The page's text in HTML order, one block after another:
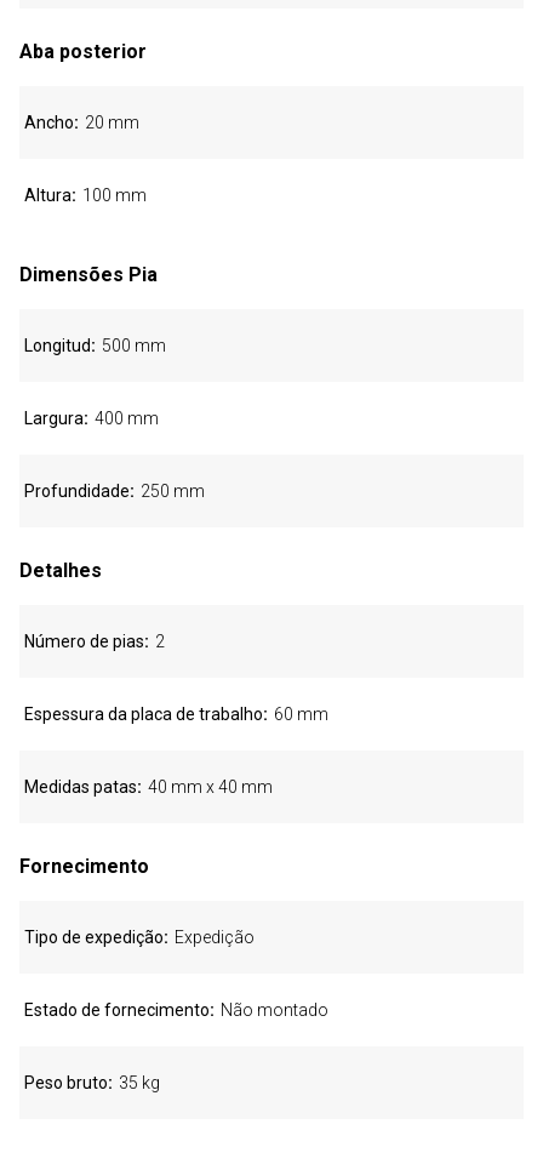
Aba posterior
Ancho 20 mm
Altura 100 mm
Dimensões Pia
Longitud 500 mm
Largura 400 mm
Profundidade 250 mm
Detalhes
Número de pias 2
Espessura da placa de trabalho 60 mm
Medidas patas 40 mm x 40 mm
Fornecimento
Tipo de expedição Expedição
Estado de fornecimento Não montado
Peso bruto 35 kg